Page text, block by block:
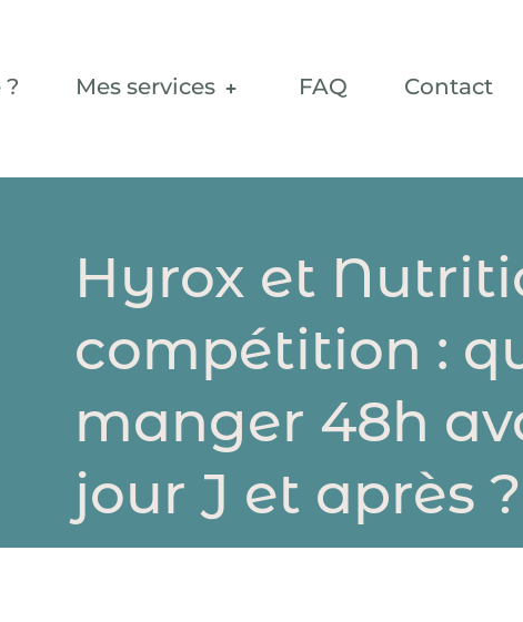
Mes services FAQ Contact
Hyrox et
compétition :
manger 48h
jour J et après ?